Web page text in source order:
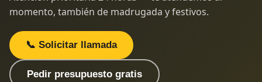
momento, también de madrugada y festivos.
📞 Solicitar llamada
Pedir presupuesto gratis